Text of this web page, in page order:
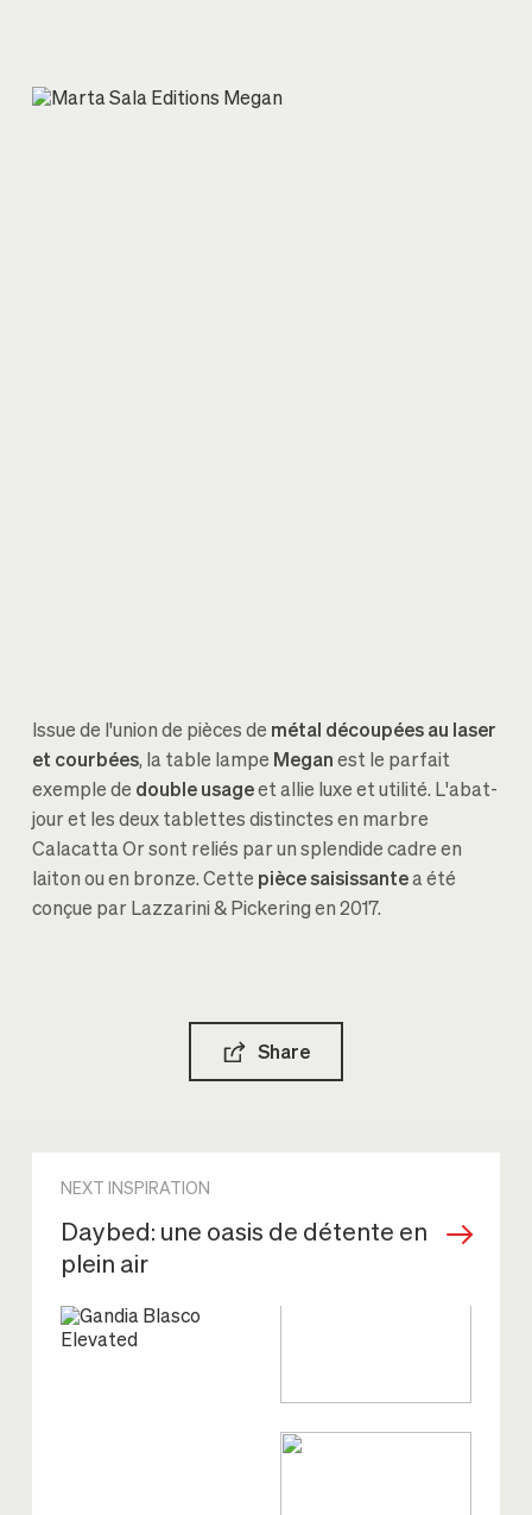
Issue de l'union de pièces de métal découpées au laser
et courbées, la table lampe Megan est le parfait
exemple de double usageet allie luxe et utilité. L'abat-
jour et les deux tablettes distinctes en marbre
Calacatta Or sont reliés par un splendide cadre en
laiton ou en bronze. Cette pièce saisissantea été
conçue par Lazzarini & Pickering en 2017.
Share
NEXT INSPIRATION
Daybed: une oasis de détente en
plein air